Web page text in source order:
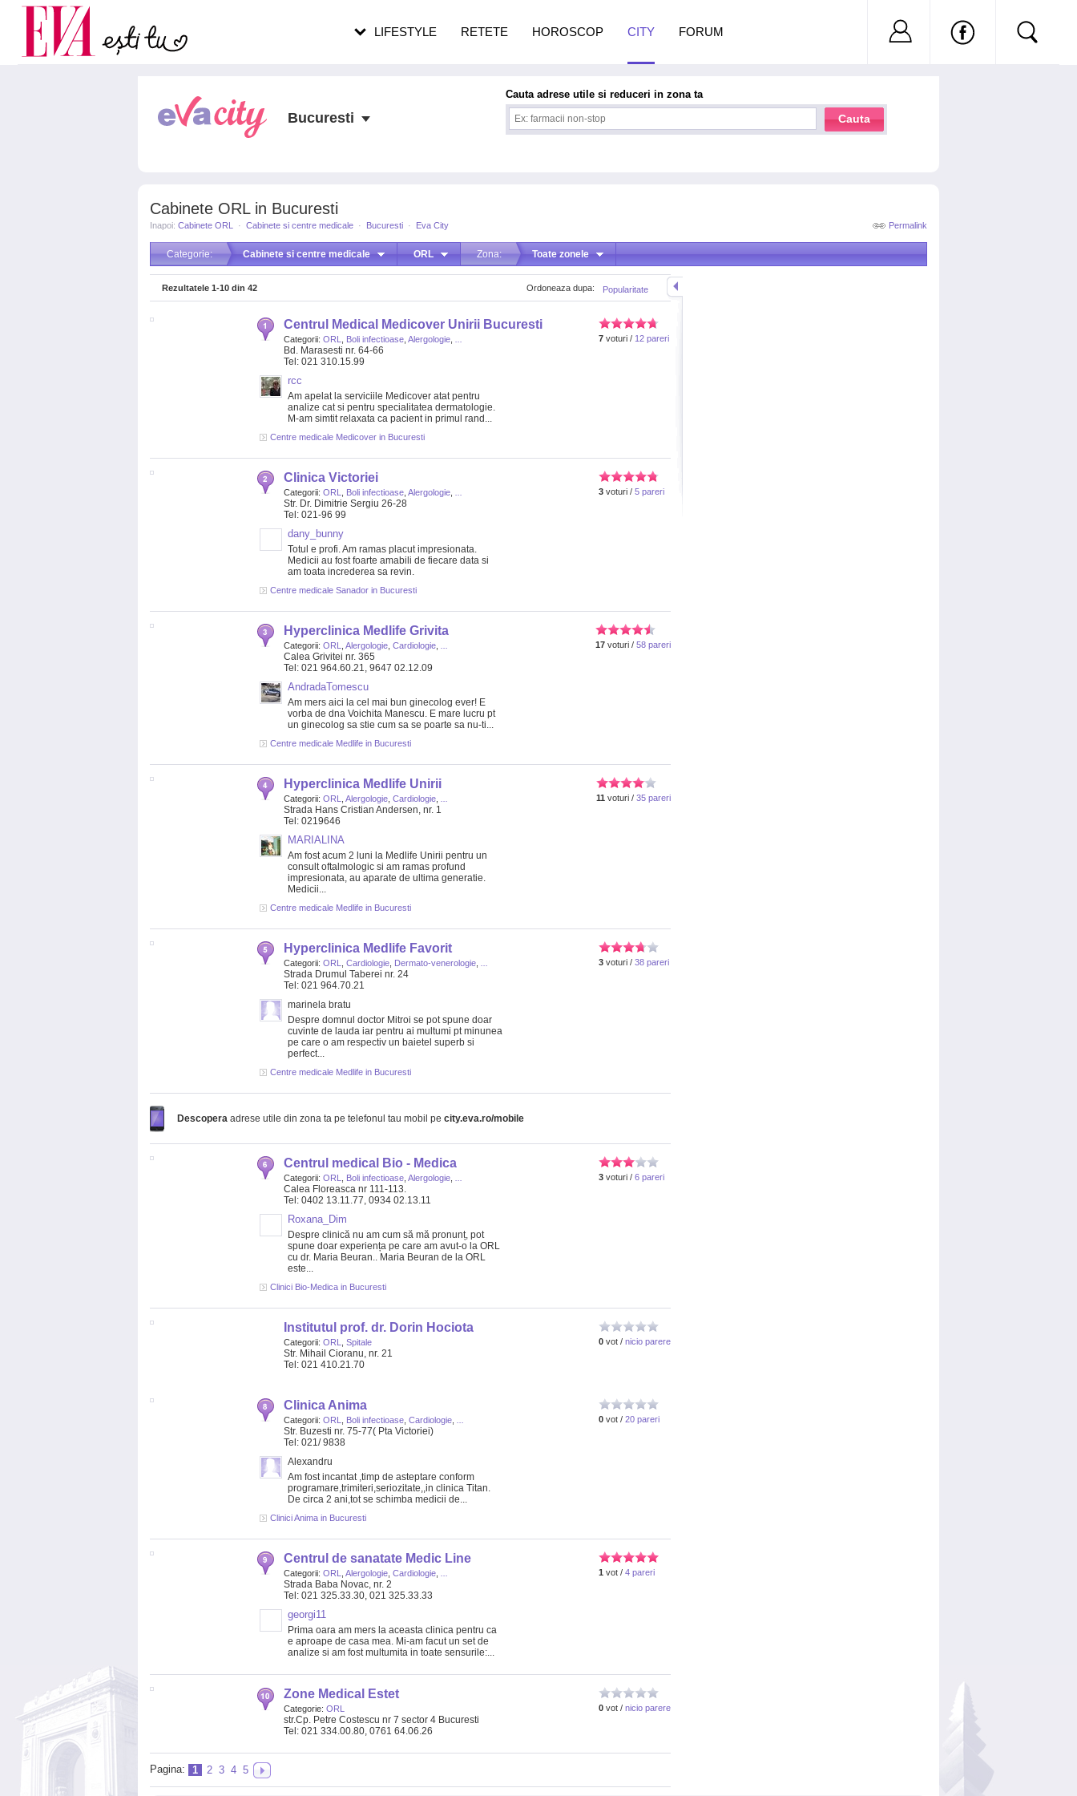
Cabinete ORL in Bucuresti
Permalink
Inapoi: Cabinete ORL · Cabinete si centre medicale · Bucuresti · Eva City
Categorie: Cabinete si centre medicale ORL Zona: Toate zonele
Popularitate
Ordoneaza dupa:
Rezultatele 1-10 din 42
7 voturi / 12 pareri
Centrul Medical Medicover Unirii Bucuresti
Categorii: ORL Boli infectioase Alergologie
Bd. Marasesti nr. 64-66
Tel: 021 310.15.99
rcc
Am apelat la serviciile Medicover atat pentru
analize cat si pentru specialitatea dermatologie.
M-am simtit relaxata ca pacient in primul rand...
Centre medicale Medicover in Bucuresti
3 voturi / 5 pareri
Clinica Victoriei
Categorii: ORL Boli infectioase Alergologie
Str. Dr. Dimitrie Sergiu 26-28
Tel: 021-96 99
dany_bunny
Totul e profi. Am ramas placut impresionata.
Medicii au fost foarte amabili de fiecare data si
am toata increderea sa revin.
Centre medicale Sanador in Bucuresti
17 voturi / 58 pareri
Hyperclinica Medlife Grivita
Categorii: ORL Alergologie Cardiologie
Calea Grivitei nr. 365
Tel: 021 964.60.21, 9647 02.12.09
AndradaTomescu
Am mers aici la cel mai bun ginecolog ever! E
vorba de dna Voichita Manescu. E mare lucru pt
un ginecolog sa stie cum sa se poarte sa nu-ti...
Centre medicale Medlife in Bucuresti
11 voturi / 35 pareri
Hyperclinica Medlife Unirii
Categorii: ORL Alergologie Cardiologie
Strada Hans Cristian Andersen, nr. 1
Tel: 0219646
MARIALINA
Am fost acum 2 luni la Medlife Unirii pentru un
consult oftalmologic si am ramas profund
impresionata, au aparate de ultima generatie.
Medicii...
Centre medicale Medlife in Bucuresti
3 voturi / 38 pareri
Hyperclinica Medlife Favorit
Categorii: ORL Cardiologie Dermato-venerologie
Strada Drumul Taberei nr. 24
Tel: 021 964.70.21
marinela bratu
Despre domnul doctor Mitroi se pot spune doar
cuvinte de lauda iar pentru ai multumi pt minunea
pe care o am respectiv un baietel superb si
perfect...
Centre medicale Medlife in Bucuresti
Descopera adrese utile din zona ta pe telefonul tau mobil pe city.eva.ro/mobile
3 voturi / 6 pareri
Centrul medical Bio - Medica
Categorii: ORL Boli infectioase Alergologie
Calea Floreasca nr 111-113.
Tel: 0402 13.11.77, 0934 02.13.11
Roxana_Dim
Despre clinică nu am cum să mă pronunț, pot
spune doar experiența pe care am avut-o la ORL
cu dr. Maria Beuran.. Maria Beuran de la ORL
este...
Clinici Bio-Medica in Bucuresti
0 vot / nicio parere
Institutul prof. dr. Dorin Hociota
Categorii: ORL Spitale
Str. Mihail Cioranu, nr. 21
Tel: 021 410.21.70
0 vot / 20 pareri
Clinica Anima
Categorii: ORL Boli infectioase Cardiologie
Str. Buzesti nr. 75-77( Pta Victoriei)
Tel: 021/ 9838
Alexandru
Am fost incantat ,timp de asteptare conform
programare,trimiteri,seriozitate,,in clinica Titan.
De circa 2 ani,tot se schimba medicii de...
Clinici Anima in Bucuresti
1 vot / 4 pareri
Centrul de sanatate Medic Line
Categorii: ORL Alergologie Cardiologie
Strada Baba Novac, nr. 2
Tel: 021 325.33.30, 021 325.33.33
georgi11
Prima oara am mers la aceasta clinica pentru ca
e aproape de casa mea. Mi-am facut un set de
analize si am fost multumita in toate sensurile:...
0 vot / nicio parere
Zone Medical Estet
Categorie: ORL
str.Cp. Petre Costescu nr 7 sector 4 Bucuresti
Tel: 021 334.00.80, 0761 64.06.26
Pagina: 1 2 3 4 5
Bucuresti
Cauta adrese utile si reduceri in zona ta
Cauta
LIFESTYLE RETETE HOROSCOP CITY FORUM Nu ai cont?
Carieră
Actualitate